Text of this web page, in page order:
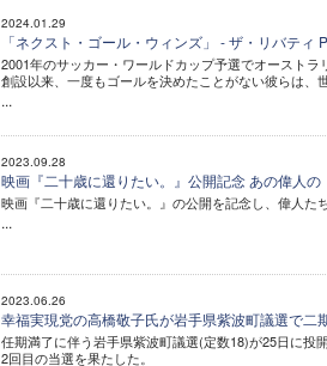
2024.01.29
「ネクスト・ゴール・ウィンズ」 - ザ・リバティ
2001年のサッカー・ワールドカップ予選でオーストラ
創設以来、一度もゴールを決めたことがない彼らは、
...
2023.09.28
映画『二十歳に還りたい。』公開記念 あの偉人の
映画『二十歳に還りたい。』の公開を記念し、偉人た
...
2023.06.26
幸福実現党の高橋敬子氏が岩手県紫波町議選で二
任期満了に伴う岩手県紫波町議選(定数18)が25日に投
2回目の当選を果たした。